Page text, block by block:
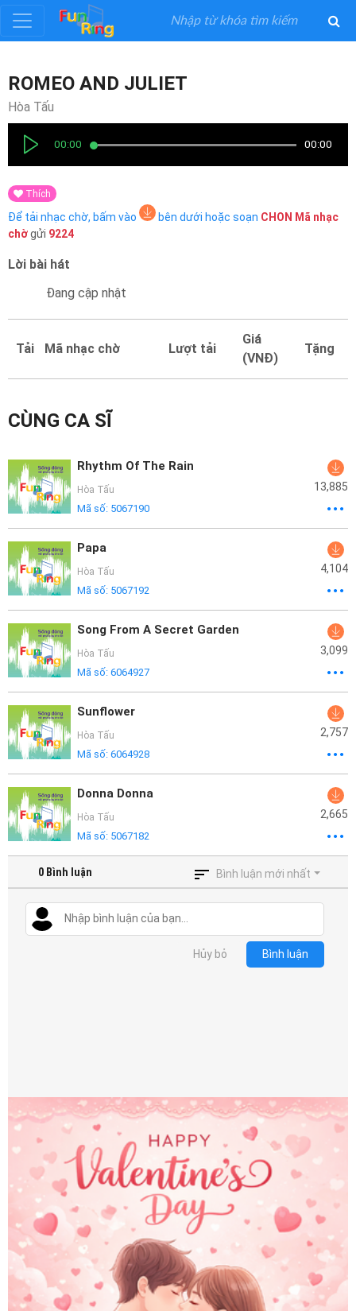
Đăng
ký
nhập
Thể
Loại
Nghệ
Mại
Dẫn
Funring
Doanh
Nghiệp
ROMEO AND JULIET
Hòa Tấu
00:00 00:00
Thích
Để tải nhạc chờ, bấm vào bên dưới hoặc soạn CHON Mã nhạc
chờgửi 9224
Lời bài hát
Đang cập nhật
Tải Mã nhạc chờ Lượt tải
Giá
(VNĐ)
Tặng
CÙNG CA SĨ
Rhythm Of The Rain
Hòa Tấu
Mã số: 5067190
13,885
Papa
Hòa Tấu
Mã số: 5067192
4,104
Song From A Secret Garden
Hòa Tấu
Mã số: 6064927
3,099
Sunflower
Hòa Tấu
Mã số: 6064928
2,757
Donna Donna
Hòa Tấu
Mã số: 5067182
2,665
0 Bình luận Bình luận mới nhất
Hủy bỏ Bình luận